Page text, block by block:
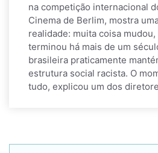
na competição internacional
Cinema de Berlim, mostra
realidade: muita coisa
terminou há mais de um
brasileira praticamente
estrutura social racista. O
tudo, explicou um dos